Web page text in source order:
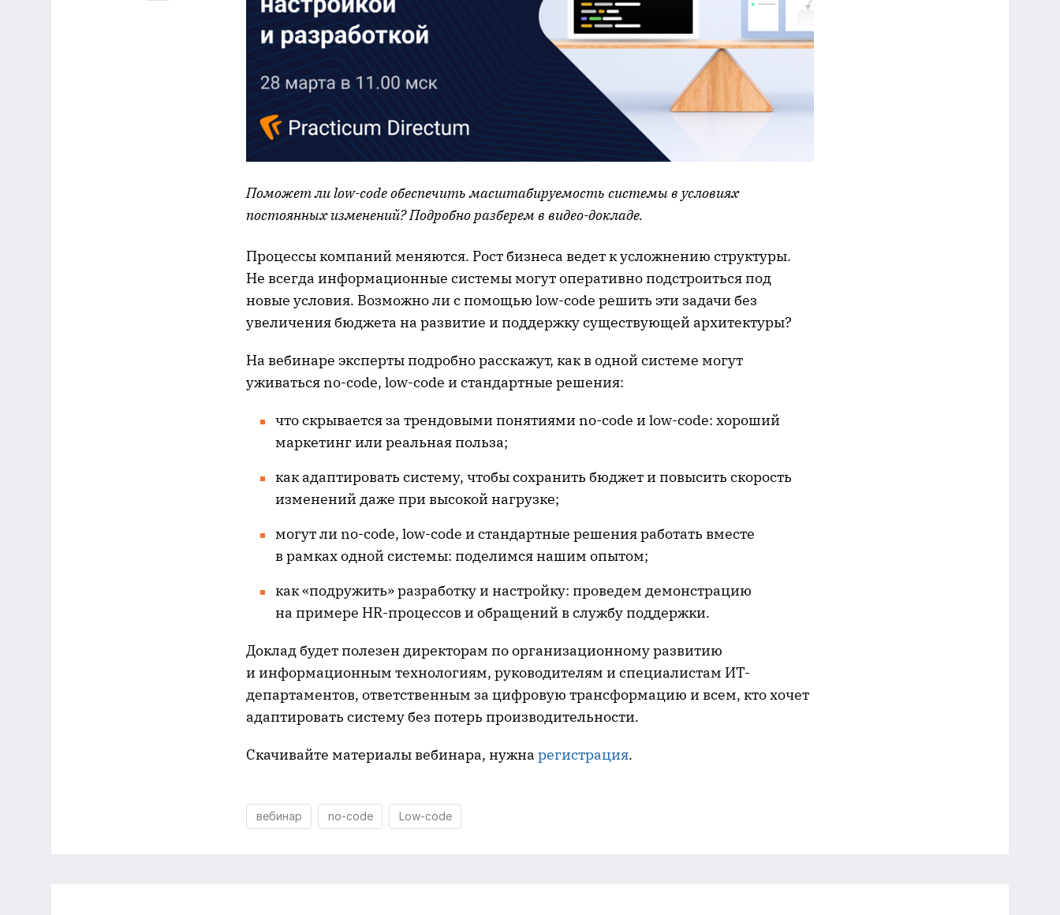
Поможет ли low-code обеспечить масштабируемость системы в условиях
постоянных изменений? Подробно разберем в видео-докладе.
Процессы компаний меняются. Рост бизнеса ведет к усложнению структуры.
Не всегда информационные системы могут оперативно подстроиться под
новые условия. Возможно ли с помощью low-code решить эти задачи без
увеличения бюджета на развитие и поддержку существующей архитектуры?
На вебинаре эксперты подробно расскажут, как в одной системе могут
уживаться no-code, low-code и стандартные решения:
что скрывается за трендовыми понятиями no-code и low-code: хороший
маркетинг или реальная польза;
как адаптировать систему, чтобы сохранить бюджет и повысить скорость
изменений даже при высокой нагрузке;
могут ли no-code, low-code и стандартные решения работать вместе
в рамках одной системы: поделимся нашим опытом;
как «подружить» разработку и настройку: проведем демонстрацию
на примере HR-процессов и обращений в службу поддержки.
Доклад будет полезен директорам по организационному развитию
и информационным технологиям, руководителям и специалистам ИТ-
департаментов, ответственным за цифровую трансформацию и всем, кто хочет
адаптировать систему без потерь производительности.
Скачивайте материалы вебинара, нужна регистрация.
вебинар no-code Low-code